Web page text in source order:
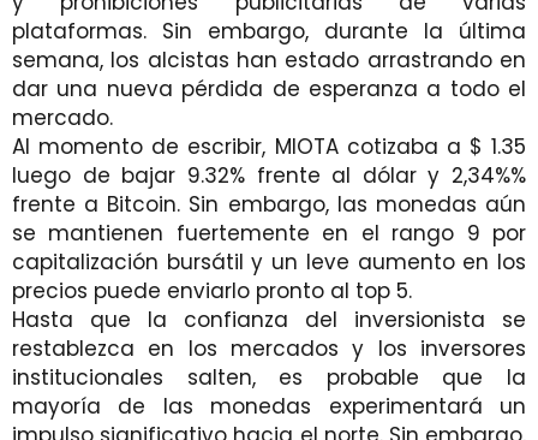
plataformas. Sin embargo, durante la última
semana, los alcistas han estado arrastrando en
dar una nueva pérdida de esperanza a todo el
mercado.
Al momento de escribir, MIOTA cotizaba a $ 1.35
luego de bajar 9.32% frente al dólar y 2,34%%
frente a Bitcoin. Sin embargo, las monedas aún
se mantienen fuertemente en el rango 9 por
capitalización bursátil y un leve aumento en los
precios puede enviarlo pronto al top 5.
Hasta que la confianza del inversionista se
restablezca en los mercados y los inversores
institucionales salten, es probable que la
mayoría de las monedas experimentará un